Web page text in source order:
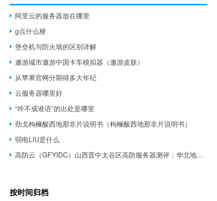
阿里云的服务器放在哪里
g点什么梗
堡垒机与防火墙的区别详解
遨游城市遨游中国卡车模拟器（遨游皮肤）
从苹果官网分期得多大年纪
云服务器哪里好
“吟不成谁语”的出处是哪里
劲戈枸橼酸西地那非片说明书（枸橼酸西地那非片说明书）
弱电LIU是什么
高防云（GFYIDC）山西晋中太谷区高防服务器测评：华北地区DDoS防护优选方案
按时间归档